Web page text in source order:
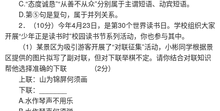
C.“态度诚恳”“从善不从众”分别属于主谓短语、动宾短语。
D.第⑤句是复句，属于并列关系。
2．（10分）今年4月23日，是第30个世界读书日。学校组织大家
开展“少年正是读书时”校园读书节系列活动，你也参与其中。
（1）某景区为吸引游客开展了“对联征集”活动，小彬同学根据景
区提供的图片拟写了副对联，但对下联举棋不定。请你结合对联知识
帮他选择准确的下联 （2分）
上联：山为锦屏何须画
下联：_______
A.水作琴声不用乐